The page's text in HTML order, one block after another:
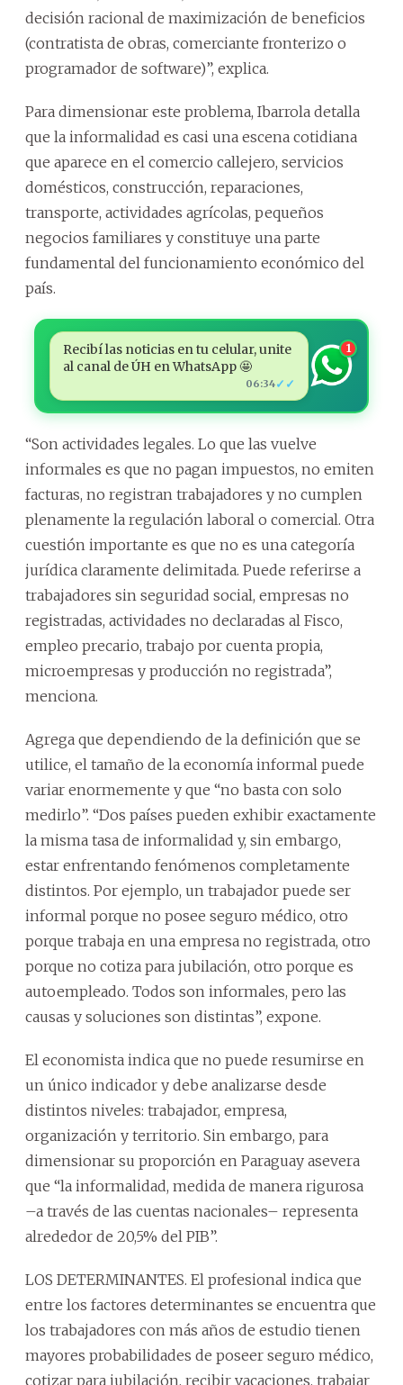
decisión racional de maximización de beneficios
(contratista de obras, comerciante fronterizo o
programador de software)”, explica.
Para dimensionar este problema, Ibarrola detalla
que la informalidad es casi una escena cotidiana
que aparece en el comercio callejero, servicios
domésticos, construcción, reparaciones,
transporte, actividades agrícolas, pequeños
negocios familiares y constituye una parte
fundamental del funcionamiento económico del
país.
Recibí las noticias en tu celular, unite
al canal de ÚH en WhatsApp 🤩
06:34✓✓
1
“Son actividades legales. Lo que las vuelve
informales es que no pagan impuestos, no emiten
facturas, no registran trabajadores y no cumplen
plenamente la regulación laboral o comercial. Otra
cuestión importante es que no es una categoría
jurídica claramente delimitada. Puede referirse a
trabajadores sin seguridad social, empresas no
registradas, actividades no declaradas al Fisco,
empleo precario, trabajo por cuenta propia,
microempresas y producción no registrada”,
menciona.
Agrega que dependiendo de la definición que se
utilice, el tamaño de la economía informal puede
variar enormemente y que “no basta con solo
medirlo”. “Dos países pueden exhibir exactamente
la misma tasa de informalidad y, sin embargo,
estar enfrentando fenómenos completamente
distintos. Por ejemplo, un trabajador puede ser
informal porque no posee seguro médico, otro
porque trabaja en una empresa no registrada, otro
porque no cotiza para jubilación, otro porque es
autoempleado. Todos son informales, pero las
causas y soluciones son distintas”, expone.
El economista indica que no puede resumirse en
un único indicador y debe analizarse desde
distintos niveles: trabajador, empresa,
organización y territorio. Sin embargo, para
dimensionar su proporción en Paraguay asevera
que “la informalidad, medida de manera rigurosa
–a través de las cuentas nacionales– representa
alrededor de 20,5% del PIB”.
LOS DETERMINANTES. El profesional indica que
entre los factores determinantes se encuentra que
los trabajadores con más años de estudio tienen
mayores probabilidades de poseer seguro médico,
cotizar para jubilación, recibir vacaciones, trabajar